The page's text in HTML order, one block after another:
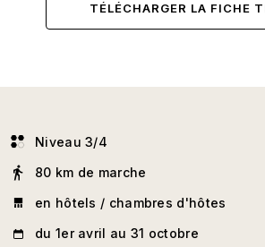
TÉLÉCHARGER LA FICHE
Niveau 3/4
80 km de marche
en hôtels / chambres d'hôtes
du 1er avril au 31 octobre